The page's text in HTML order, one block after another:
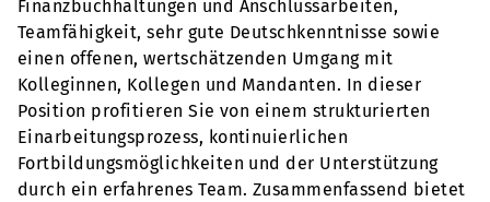
Finanzbuchhaltungen und Anschlussarbeiten,
Teamfähigkeit, sehr gute Deutschkenntnisse sowie
einen offenen, wertschätzenden Umgang mit
Kolleginnen, Kollegen und Mandanten. In dieser
Position profitieren Sie von einem strukturierten
Einarbeitungsprozess, kontinuierlichen
Fortbildungsmöglichkeiten und der Unterstützung
durch ein erfahrenes Team. Zusammenfassend bietet